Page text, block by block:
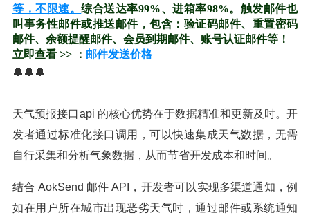
等，不限速。综合送达率99%、进箱率98%。触发邮件也
叫事务性邮件或推送邮件，包含：验证码邮件、重置密码
邮件、余额提醒邮件、会员到期邮件、账号认证邮件等！
立即查看 >> ： 邮件发送价格
🔔🔔🔔
天气预报接口api 的核心优势在于数据精准和更新及时。开
发者通过标准化接口调用，可以快速集成天气数据，无需
自行采集和分析气象数据，从而节省开发成本和时间。
结合 AokSend 邮件 API，开发者可以实现多渠道通知，例
如在用户所在城市出现恶劣天气时，通过邮件或系统通知